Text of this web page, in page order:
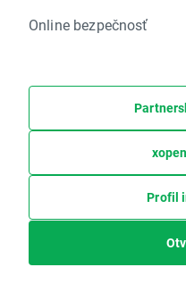
Online bezpečnosť
Profil